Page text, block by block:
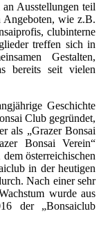
Ausstellungen teil
Angeboten, wie z.B.
clubinterne
treffen sich in
Gestalten,
bereits seit vielen
Geschichte
Club gegründet,
als „Grazer Bonsai
Bonsai Verein“
österreichischen
in der heutigen
Nach einer sehr
wurde aus
der „Bonsaiclub